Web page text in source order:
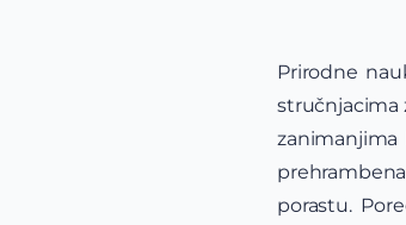
Prirodne
stručnjacima
porastu.